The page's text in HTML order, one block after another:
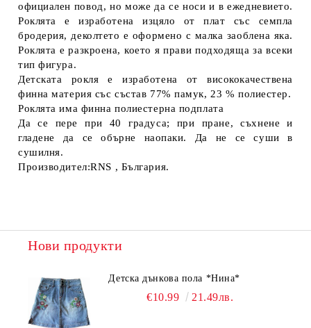
официален повод, но може да се носи и в ежедневието.
Роклята е изработена изцяло от плат със семпла
бродерия, деколтето е оформено с малка заоблена яка.
Роклята е разкроена, което я прави подходяща за всеки
тип фигура.
Детската рокля е изработена от висококачествена
финна материя със състав 77% памук, 23 % полиестер.
Роклята има финна полиестерна подплата
Да се пере при 40 градуса; при пране, съхнене и
гладене да се обърне наопаки. Да не се суши в
сушилня.
Производител:RNS , България.
Нови продукти
Детска дънкова пола *Нина*
€10.99 21.49лв.